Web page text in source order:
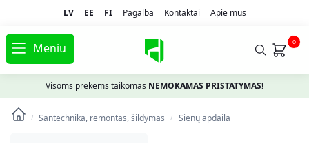
LV EE FI Pagalba Kontaktai Apie mus
Meniu 0
Visoms prekėms taikomas NEMOKAMAS PRISTATYMAS!
/ Santechnika, remontas, šildymas / Sienų apdaila